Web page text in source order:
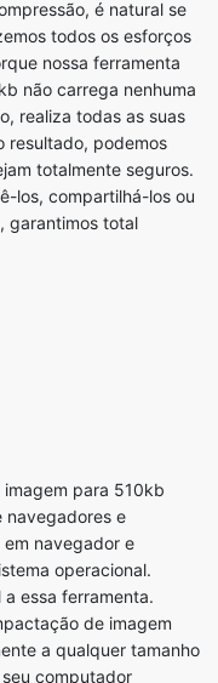
realiza todas as suas
resultado, podemos
totalmente seguros.
los, compartilhá-los ou
garantimos total
e
navegador e
essa ferramenta.
de imagem
a qualquer tamanho
computador
suas preferências.